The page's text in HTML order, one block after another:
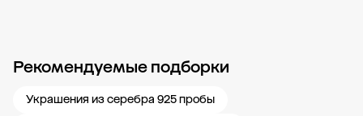
Рекомендуемые подборки
Украшения из серебра 925 пробы
Новости компании Журнал ЗОЛОТОЙ Блог